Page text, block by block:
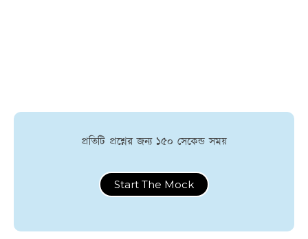
প্রতিটি প্রশ্নের জন্য ১৫০ সেকেন্ড সময়
Start The Mock